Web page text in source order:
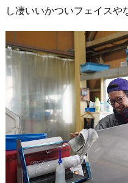
し凄いいかついフェイスや